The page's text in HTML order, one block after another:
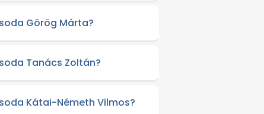
Görög Márta?
Tanács Zoltán?
Kátai-Németh Vilmos?